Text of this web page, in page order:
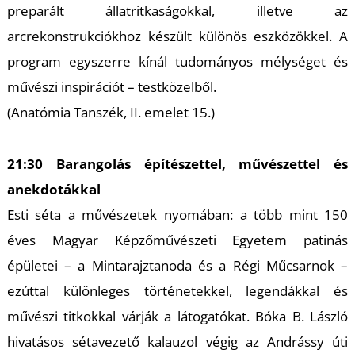
preparált állatritkaságokkal, illetve az
arcrekonstrukciókhoz készült különös eszközökkel. A
program egyszerre kínál tudományos mélységet és
művészi inspirációt – testközelből.
(Anatómia Tanszék, II. emelet 15.)
21:30 Barangolás építészettel, művészettel és
anekdotákkal
Esti séta a művészetek nyomában: a több mint 150
éves Magyar Képzőművészeti Egyetem patinás
épületei – a Mintarajztanoda és a Régi Műcsarnok –
ezúttal különleges történetekkel, legendákkal és
művészi titkokkal várják a látogatókat. Bóka B. László
hivatásos sétavezető kalauzol végig az Andrássy úti